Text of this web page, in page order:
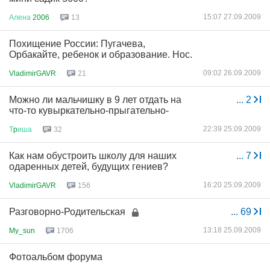
Алена 2006 13 15:07 27.09.2009
Похищение России: Пугачева,
Орбакайте, ребенок и образование. Нос.
VladimirGAVR 21 09:02 26.09.2009
... 2
Можно ли мальчишку в 9 лет отдать на
что-то кувыркательно-прыгательно-
Тpиша 32 22:39 25.09.2009
... 7
Как нам обустроить школу для наших
одаренных детей, будущих гениев?
VladimirGAVR 156 16:20 25.09.2009
... 69
Разговорно-Родительская
My_sun 1706 13:18 25.09.2009
Фотоальбом форума